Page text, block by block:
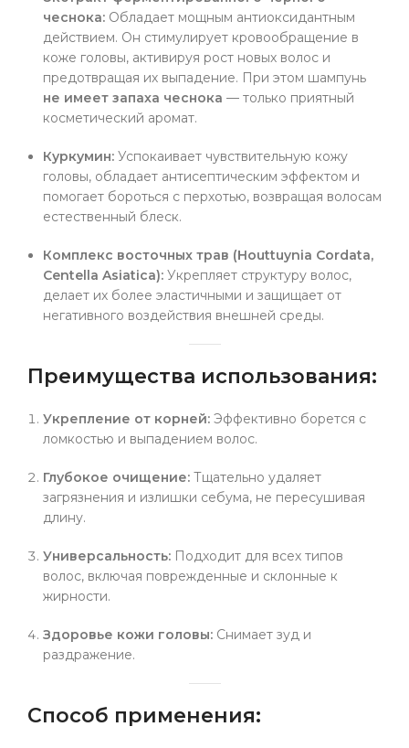
чеснока: Обладает мощным антиоксидантным
действием. Он стимулирует кровообращение в
коже головы, активируя рост новых волос и
предотвращая их выпадение. При этом шампунь
не имеет запаха чеснока — только приятный
косметический аромат.
Куркумин: Успокаивает чувствительную кожу
головы, обладает антисептическим эффектом и
помогает бороться с перхотью, возвращая волосам
естественный блеск.
Комплекс восточных трав (Houttuynia Cordata,
Centella Asiatica): Укрепляет структуру волос,
делает их более эластичными и защищает от
негативного воздействия внешней среды.
Преимущества использования:
Укрепление от корней: Эффективно борется с
ломкостью и выпадением волос.
Глубокое очищение: Тщательно удаляет
загрязнения и излишки себума, не пересушивая
длину.
Универсальность: Подходит для всех типов
волос, включая поврежденные и склонные к
жирности.
Здоровье кожи головы: Снимает зуд и
раздражение.
Способ применения: